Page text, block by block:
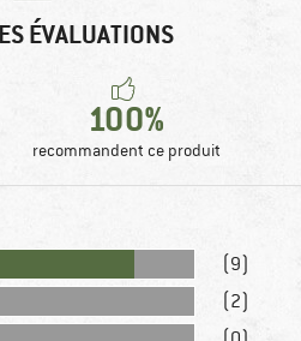
ÉVALUATIONS
100%
recommandent ce produit
(9)
(2)